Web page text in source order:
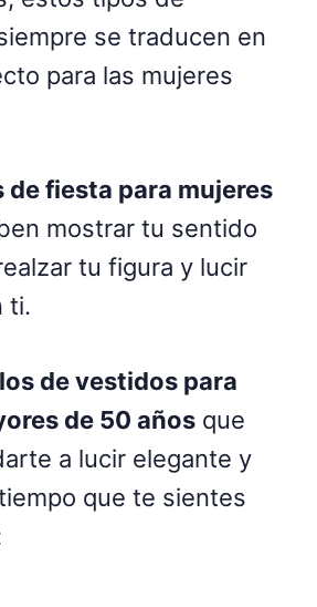
se traducen en
para las mujeres
de fiesta para mujeres
mostrar tu sentido
tu figura y lucir
ti.
de vestidos para
de 50 años que
a lucir elegante y
que te sientes